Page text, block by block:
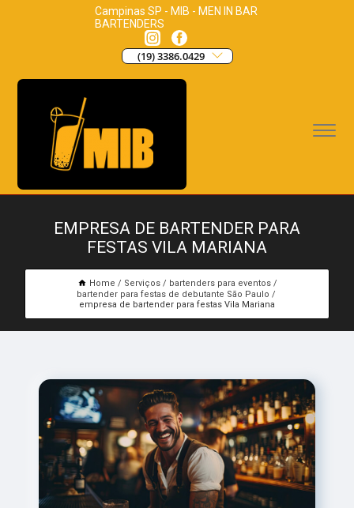
Campinas SP - MIB - MEN IN BAR
BARTENDERS
(19) 3386.0429
EMPRESA DE BARTENDER PARA
FESTAS VILA MARIANA
Home Serviços
bartenders para eventos
bartender para festas de debutante São Paulo
empresa de bartender para festas Vila Mariana